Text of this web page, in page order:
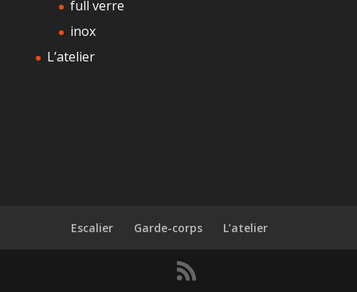
full verre
inox
L’atelier
Escalier Garde-corps L’atelier